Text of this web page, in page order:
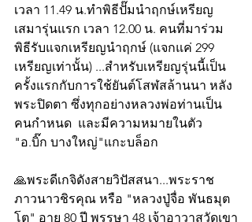
เวลา 11.49 น.ทำพิธีปั๊มนำฤกษ์เหรียญ
เสมารุ่นแรก เวลา 12.00 น. คนที่มาร่วม
พิธีรับแจกเหรียญนำฤกษ์ (แจกแค่ 299
เหรียญเท่านั้น) ...สำหรับเหรียญรุ่นนี้เป็น
ครั้งแรกกับการใช้ยันต์โสฬสล้านนา หลัง
พระปิดตา ซึ่งทุกอย่างหลวงพ่อท่านเป็น
คนกำหนด  และมีความหมายในตัว
"อ.บิ๊ก บางใหญ่"แกะบล็อก
🙏พระดีเกจิดังสายวิปัสสนา...พระราช
ภาวนาวชิรคุณ หรือ "หลวงปู่จื่อ พันธมุต
โต" อายุ 80 ปี พรรษา 48 เจ้าอาวาสวัดเขา